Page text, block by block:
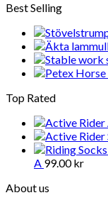
Best Selling
Top Rated
A 99.00kr
About us